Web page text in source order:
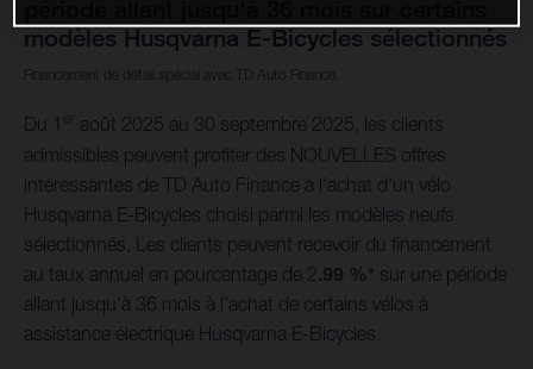
modèles Husqvarna E-Bicycles sélectionnés
Financement de détail spécial avec TD Auto Finance.
Du 1 er août 2025 au 30 septembre 2025, les clients
admissibles peuvent profiter des NOUVELLES offres
intéressantes de TD Auto Finance à l'achat d'un vélo
Husqvarna E-Bicycles choisi parmi les modèles neufs
sélectionnés. Les clients peuvent recevoir du financement
au taux annuel en pourcentage de 2.99 %* sur une période
allant jusqu'à 36 mois à l'achat de certains vélos à
assistance électrique Husqvarna E-Bicycles.